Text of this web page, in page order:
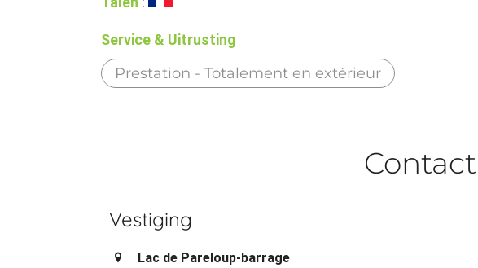
Service & Uitrusting
Prestation - Totalement en extérieur
Contact
Vestiging
Lac de Pareloup-barrage